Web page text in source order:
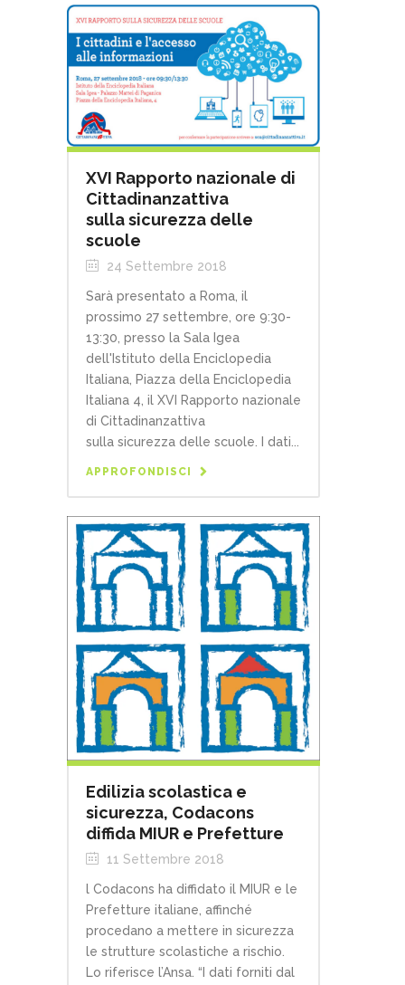
XVI Rapporto nazionale di
Cittadinanzattiva
sulla sicurezza delle
scuole
24 Settembre 2018
Sarà presentato a Roma, il
prossimo 27 settembre, ore 9:30-
13:30, presso la Sala Igea
dell'Istituto della Enciclopedia
Italiana, Piazza della Enciclopedia
Italiana 4, il XVI Rapporto nazionale
di Cittadinanzattiva
sulla sicurezza delle scuole. I dati...
APPROFONDISCI
Edilizia scolastica e
sicurezza, Codacons
diffida MIUR e Prefetture
11 Settembre 2018
l Codacons ha diffidato il MIUR e le
Prefetture italiane, affinché
procedano a mettere in sicurezza
le strutture scolastiche a rischio.
Lo riferisce l’Ansa. “I dati forniti dal